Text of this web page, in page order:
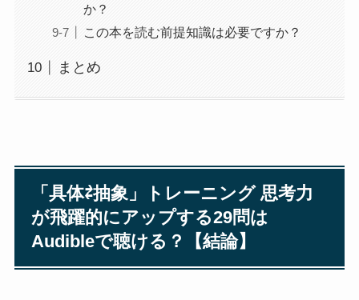
か？
この本を読む前提知識は必要ですか？
まとめ
「具体⇄抽象」トレーニング 思考力
が飛躍的にアップする29問は
Audibleで聴ける？【結論】